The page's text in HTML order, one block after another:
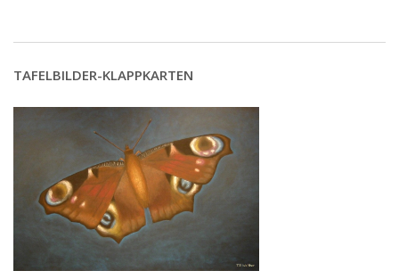
TAFELBILDER-KLAPPKARTEN